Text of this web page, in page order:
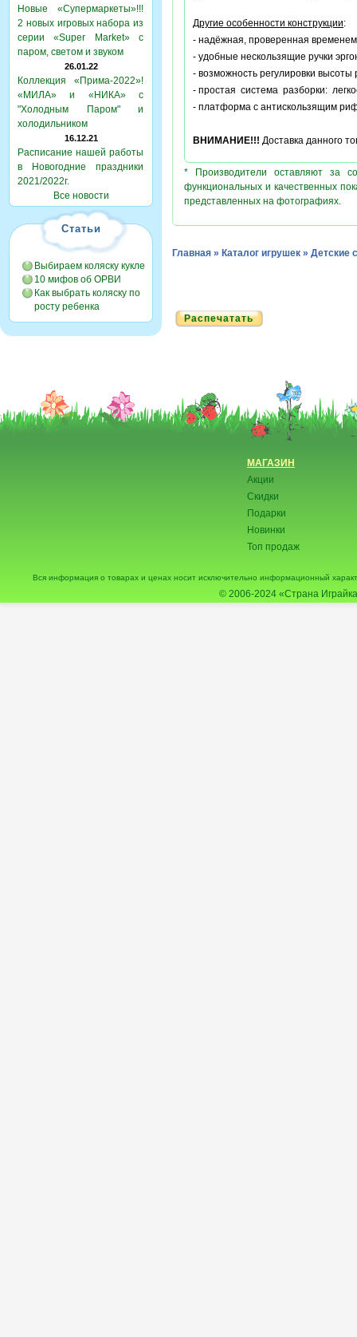
Новые «Супермаркеты»!!!
2 новых игровых набора из
серии «Super Market» с
паром, светом и звуком
26.01.22
Коллекция «Прима-2022»!
«МИЛА» и «НИКА» с
"Холодным Паром" и
холодильником
16.12.21
Расписание нашей работы
в Новогодние праздники
2021/2022г.
Все новости
Статьи
Выбираем коляску кукле
10 мифов об ОРВИ
Как выбрать коляску по
росту ребенка
Другие особенности конструкции:
- надёжная, проверенная
- удобные нескользящие ручки
- возможность регулировки высоты
- простая система разборки:
- платформа с антискользящим
ВНИМАНИЕ!!! Доставка данного
* Производители оставляют за
функциональных и качественных
представленных на фотографиях.
Главная » Каталог игрушек » Детские
Распечатать
МАГАЗИН
Акции
Скидки
Подарки
Новинки
Топ продаж
Вся информация о товарах и ценах носит исключительно информационный
© 2006-2024 «Страна